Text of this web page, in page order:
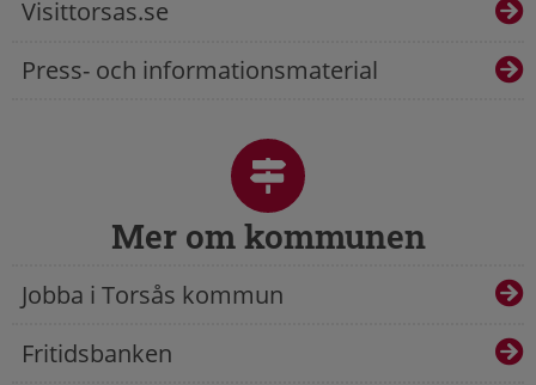
Visittorsas.se
Press- och informationsmaterial
Mer om kommunen
Jobba i Torsås kommun
Fritidsbanken